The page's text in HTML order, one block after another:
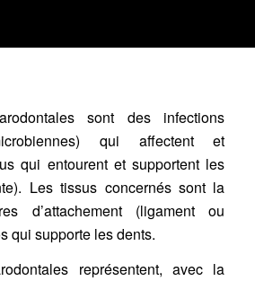
sont des infections
qui affectent et
qui entourent et supportent les
Les tissus concernés sont la
d’attachement (ligament ou
qui supporte les dents.
représentent, avec la